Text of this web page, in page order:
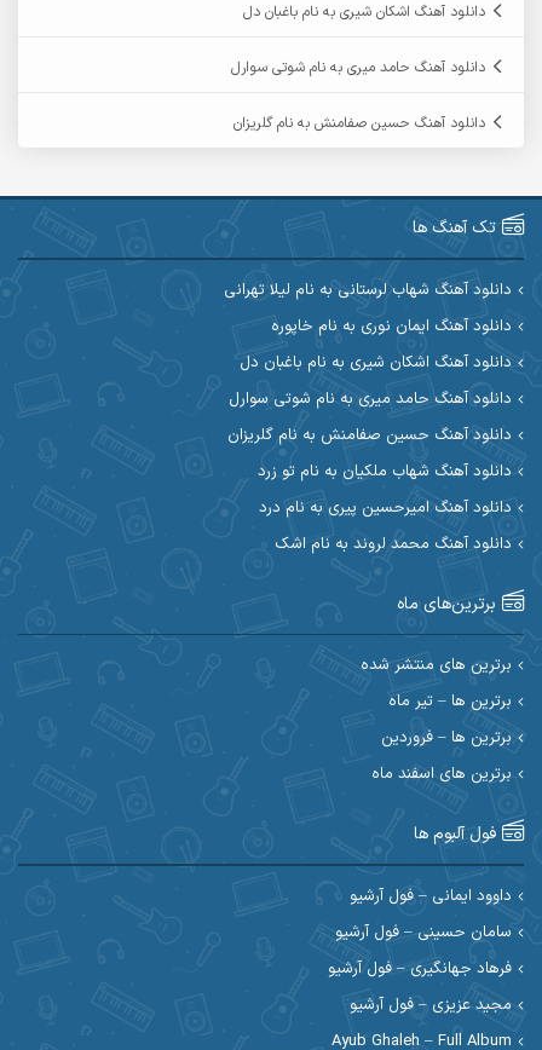
آرین صیادی
آرین مریدی
آوات بوکانی
آیت احمدنژاد
ابراهیم شمس ابوالحسن جاویدان
ابی حسینی
احسان آیینفر احسان اصغری
احسان امیدوار
احسان حیدری احسان دریادل
احسان رمضانی احسان علیانی
احسان کریمی احسان کمری
احسان مرادیان احمد اسلامی
احمد بیرانوند
احمد صحراییان
احمد نازدار احمد نوریان
دانلود آهنگ اشکان شیری به نام باغبان دل
دانلود آهنگ حامد میری به نام شوتی سوارل
دانلود آهنگ حسین صفامنش به نام گلریزان
تک آهنگ ها
دانلود آهنگ شهاب لرستانی به نام لیلا تهرانی
دانلود آهنگ ایمان نوری به نام خاپوره
دانلود آهنگ اشکان شیری به نام باغبان دل
دانلود آهنگ حامد میری به نام شوتی سوارل
دانلود آهنگ حسین صفامنش به نام گلریزان
دانلود آهنگ شهاب ملکیان به نام تو زرد
دانلود آهنگ امیرحسین پیری به نام درد
دانلود آهنگ محمد لروند به نام اشک
برترین‌های ماه
برترین های منتشر شده
برترین ها – تیر ماه
برترین ها – فروردین
برترین های اسفند ماه
فول آلبوم ها
داوود ایمانی – فول آرشیو
سامان حسینی – فول آرشیو
فرهاد جهانگیری – فول آرشیو
مجید عزیزی – فول آرشیو
Ayub Ghaleh – Full Album